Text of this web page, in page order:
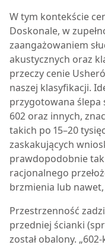
W tym kontekście
Doskonale, w
zaangażowaniem
akustycznych oraz
przeczy cenie
naszej klasyfikacji.
przygotowana ślepa
602 oraz innych,
takich po 15–20
zaskakujących
prawdopodobnie
racjonalnego
brzmienia lub
Przestrzenność
przedniej ścianki
został obalony.